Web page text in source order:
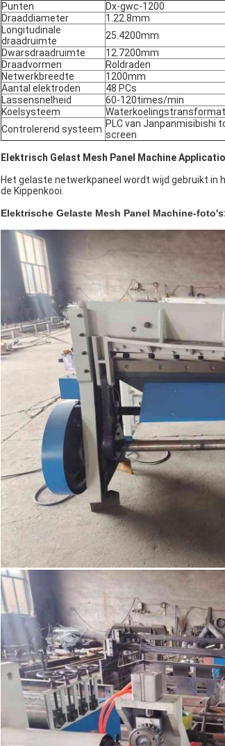
Punten Dx-gwc-1200
Draaddiameter
1.22.8mm
Longitudinale
draadruimte
25.4200mm
Dwarsdraadruimte
12.7200mm
Draadvormen
Roldraden
Netwerkbreedte
1200mm
Aantal elektroden
48 PCs
Lassensnelheid
60-120times/min
Koelsysteem
Controlerend systeem PLC van Janpanmisibishi
screen
Elektrisch Gelast Mesh Panel Machine
Het gelaste netwerkpaneel wordt wijd gebruikt in
de Kippenkooi.
Elektrische Gelaste Mesh Panel Machine-